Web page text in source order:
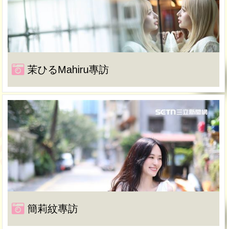
茉ひるMahiru專訪
簡莉紋專訪